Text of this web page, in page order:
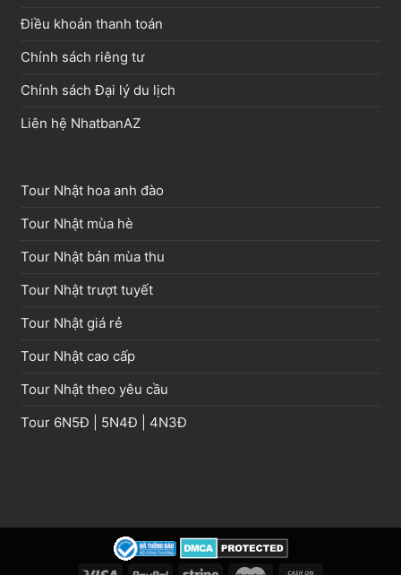
Điều khoản thanh toán
Chính sách riêng tư
Chính sách Đại lý du lịch
Liên hệ NhatbanAZ
Tour Nhật hoa anh đào
Tour Nhật mùa hè
Tour Nhật bản mùa thu
Tour Nhật trượt tuyết
Tour Nhật giá rẻ
Tour Nhật cao cấp
Tour Nhật theo yêu cầu
Tour 6N5Đ 5N4Đ 4N3Đ